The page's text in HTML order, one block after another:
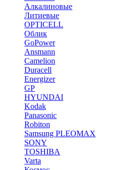
Алкалиновые
Литиевые
OPTICELL
Облик
GoPower
Ansmann
Camelion
Duracell
Energizer
GP
HYUNDAI
Kodak
Panasonic
Robiton
Samsung PLEOMAX
SONY
TOSHIBA
Varta